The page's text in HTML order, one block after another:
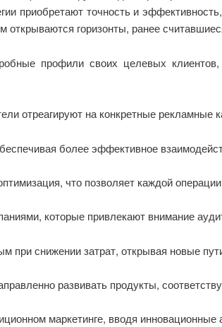
приобретают точность и
открываются горизонты, ранее
профили своих целевых
отреагируют на конкретные рекламные
более эффективное
что позволяет каждой
которые привлекают внимание
снижении затрат, открывая новые
развивать продукты,
маркетинге, вводя